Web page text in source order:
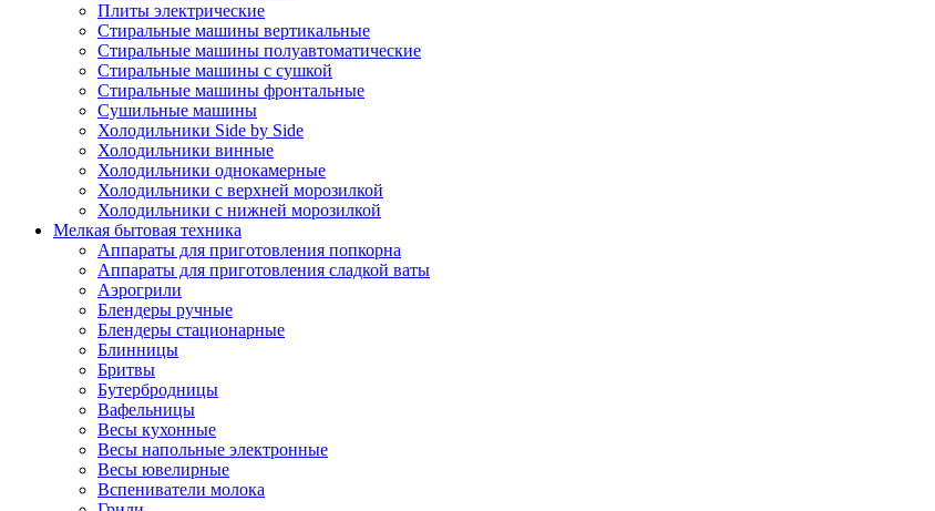
Плиты электрические
Стиральные машины вертикальные
Стиральные машины полуавтоматические
Стиральные машины с сушкой
Стиральные машины фронтальные
Сушильные машины
Холодильники Side by Side
Холодильники винные
Холодильники однокамерные
Холодильники с верхней морозилкой
Холодильники с нижней морозилкой
Мелкая бытовая техника
Аппараты для приготовления попкорна
Аппараты для приготовления сладкой ваты
Аэрогрили
Блендеры ручные
Блендеры стационарные
Блинницы
Бритвы
Бутербродницы
Вафельницы
Весы кухонные
Весы напольные электронные
Весы ювелирные
Вспениватели молока